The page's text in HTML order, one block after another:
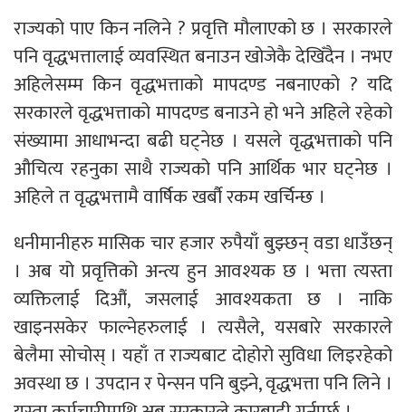
राज्यको पाए किन नलिने ? प्रवृत्ति मौलाएको छ । सरकारले
पनि वृद्धभत्तालाई व्यवस्थित बनाउन खोजेकै देखिँदैन । नभए
अहिलेसम्म किन वृद्धभत्ताको मापदण्ड नबनाएको ? यदि
सरकारले वृद्धभत्ताको मापदण्ड बनाउने हो भने अहिले रहेको
संख्यामा आधाभन्दा बढी घट्नेछ । यसले वृद्धभत्ताको पनि
औचित्य रहनुका साथै राज्यको पनि आर्थिक भार घट्नेछ ।
अहिले त वृद्धभत्तामै वार्षिक खर्बौ रकम खर्चिन्छ ।
धनीमानीहरु मासिक चार हजार रुपैयाँ बुझ्छन् वडा धाउँछन्
। अब यो प्रवृत्तिको अन्त्य हुन आवश्यक छ । भत्ता त्यस्ता
व्यक्तिलाई दिऔं, जसलाई आवश्यकता छ । नाकि
खाइनसकेर फाल्नेहरुलाई । त्यसैले, यसबारे सरकारले
बेलैमा सोचोस् । यहाँ त राज्यबाट दोहोरो सुविधा लिइरहेको
अवस्था छ । उपदान र पेन्सन पनि बुझ्ने, वृद्धभत्ता पनि लिने ।